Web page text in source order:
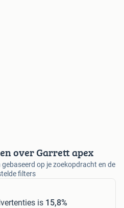
over Garrett apex
op je zoekopdracht en de
filters
is 15,8%